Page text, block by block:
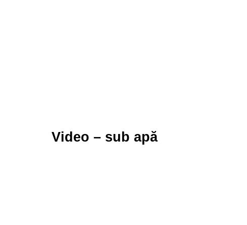
Video – sub apă